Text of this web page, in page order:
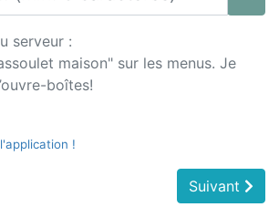
serveur :
maison" sur les menus. Je
boîtes!
!
Suivant